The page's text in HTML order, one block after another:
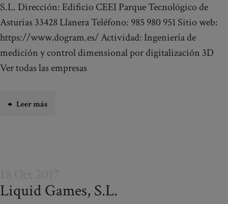
S.L. Dirección: Edificio CEEI Parque Tecnológico de
Asturias 33428 Llanera Teléfono: 985 980 951 Sitio web:
https://www.dogram.es/ Actividad: Ingeniería de
medición y control dimensional por digitalización 3D
Ver todas las empresas
Leer más
Liquid Games, S.L.